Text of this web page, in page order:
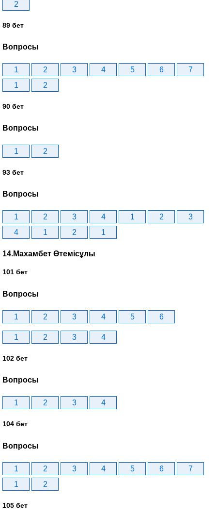
2
89 бет
Вопросы
1 2 3 4 5 6
7
1
2
90 бет
Вопросы
1 2
93 бет
Вопросы
1 2 3 4 1 2
3
4
1 2 1
14.Махамбет Өтемісұлы
101 бет
Вопросы
1 2 3 4 5 6
1 2 3 4
102 бет
Вопросы
1 2 3 4
104 бет
Вопросы
1 2 3 4 5 6
7
1
2
105 бет